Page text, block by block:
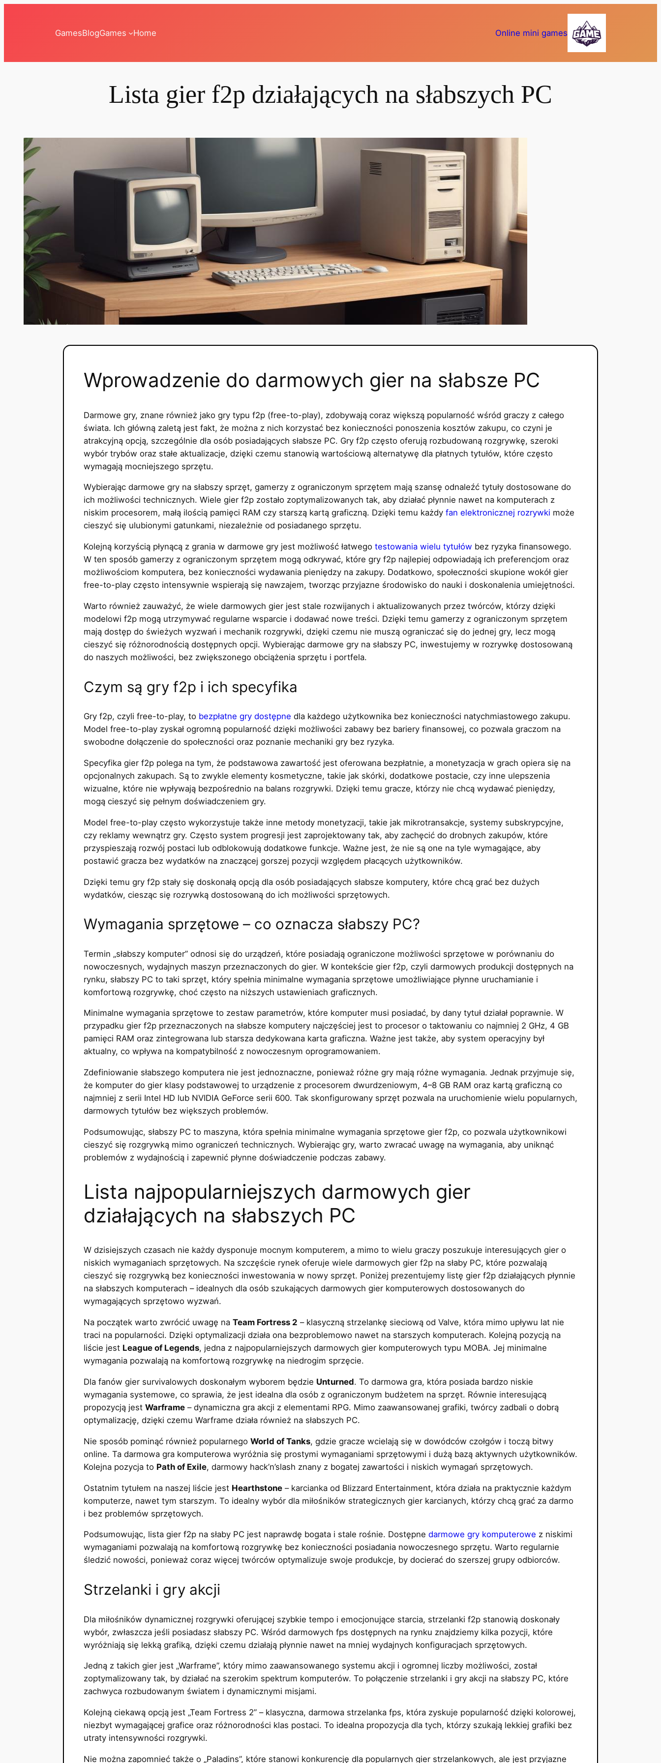
GamesBlogGames Home Online mini games
Lista gier f2p działających na słabszych PC
Wprowadzenie do darmowych gier na słabsze PC
Darmowe gry, znane również jako gry typu f2p (free-to-play), zdobywają coraz większą popularność wśród graczy z całego
świata. Ich główną zaletą jest fakt, że można z nich korzystać bez konieczności ponoszenia kosztów zakupu, co czyni je
atrakcyjną opcją, szczególnie dla osób posiadających słabsze PC. Gry f2p często oferują rozbudowaną rozgrywkę, szeroki
wybór trybów oraz stałe aktualizacje, dzięki czemu stanowią wartościową alternatywę dla płatnych tytułów, które często
wymagają mocniejszego sprzętu.
Wybierając darmowe gry na słabszy sprzęt, gamerzy z ograniczonym sprzętem mają szansę odnaleźć tytuły dostosowane do
ich możliwości technicznych. Wiele gier f2p zostało zoptymalizowanych tak, aby działać płynnie nawet na komputerach z
niskim procesorem, małą ilością pamięci RAM czy starszą kartą graficzną. Dzięki temu każdy fan elektronicznej rozrywki może
cieszyć się ulubionymi gatunkami, niezależnie od posiadanego sprzętu.
Kolejną korzyścią płynącą z grania w darmowe gry jest możliwość łatwego testowania wielu tytułów bez ryzyka finansowego.
W ten sposób gamerzy z ograniczonym sprzętem mogą odkrywać, które gry f2p najlepiej odpowiadają ich preferencjom oraz
możliwościom komputera, bez konieczności wydawania pieniędzy na zakupy. Dodatkowo, społeczności skupione wokół gier
free-to-play często intensywnie wspierają się nawzajem, tworząc przyjazne środowisko do nauki i doskonalenia umiejętności.
Warto również zauważyć, że wiele darmowych gier jest stale rozwijanych i aktualizowanych przez twórców, którzy dzięki
modelowi f2p mogą utrzymywać regularne wsparcie i dodawać nowe treści. Dzięki temu gamerzy z ograniczonym sprzętem
mają dostęp do świeżych wyzwań i mechanik rozgrywki, dzięki czemu nie muszą ograniczać się do jednej gry, lecz mogą
cieszyć się różnorodnością dostępnych opcji. Wybierając darmowe gry na słabszy PC, inwestujemy w rozrywkę dostosowaną
do naszych możliwości, bez zwiększonego obciążenia sprzętu i portfela.
Czym są gry f2p i ich specyfika
Gry f2p, czyli free-to-play, to bezpłatne gry dostępne dla każdego użytkownika bez konieczności natychmiastowego zakupu.
Model free-to-play zyskał ogromną popularność dzięki możliwości zabawy bez bariery finansowej, co pozwala graczom na
swobodne dołączenie do społeczności oraz poznanie mechaniki gry bez ryzyka.
Specyfika gier f2p polega na tym, że podstawowa zawartość jest oferowana bezpłatnie, a monetyzacja w grach opiera się na
opcjonalnych zakupach. Są to zwykle elementy kosmetyczne, takie jak skórki, dodatkowe postacie, czy inne ulepszenia
wizualne, które nie wpływają bezpośrednio na balans rozgrywki. Dzięki temu gracze, którzy nie chcą wydawać pieniędzy,
mogą cieszyć się pełnym doświadczeniem gry.
Model free-to-play często wykorzystuje także inne metody monetyzacji, takie jak mikrotransakcje, systemy subskrypcyjne,
czy reklamy wewnątrz gry. Często system progresji jest zaprojektowany tak, aby zachęcić do drobnych zakupów, które
przyspieszają rozwój postaci lub odblokowują dodatkowe funkcje. Ważne jest, że nie są one na tyle wymagające, aby
postawić gracza bez wydatków na znaczącej gorszej pozycji względem płacących użytkowników.
Dzięki temu gry f2p stały się doskonałą opcją dla osób posiadających słabsze komputery, które chcą grać bez dużych
wydatków, ciesząc się rozrywką dostosowaną do ich możliwości sprzętowych.
Wymagania sprzętowe – co oznacza słabszy PC?
Termin „słabszy komputer” odnosi się do urządzeń, które posiadają ograniczone możliwości sprzętowe w porównaniu do
nowoczesnych, wydajnych maszyn przeznaczonych do gier. W kontekście gier f2p, czyli darmowych produkcji dostępnych na
rynku, słabszy PC to taki sprzęt, który spełnia minimalne wymagania sprzętowe umożliwiające płynne uruchamianie i
komfortową rozgrywkę, choć często na niższych ustawieniach graficznych.
Minimalne wymagania sprzętowe to zestaw parametrów, które komputer musi posiadać, by dany tytuł działał poprawnie. W
przypadku gier f2p przeznaczonych na słabsze komputery najczęściej jest to procesor o taktowaniu co najmniej 2 GHz, 4 GB
pamięci RAM oraz zintegrowana lub starsza dedykowana karta graficzna. Ważne jest także, aby system operacyjny był
aktualny, co wpływa na kompatybilność z nowoczesnym oprogramowaniem.
Zdefiniowanie słabszego komputera nie jest jednoznaczne, ponieważ różne gry mają różne wymagania. Jednak przyjmuje się,
że komputer do gier klasy podstawowej to urządzenie z procesorem dwurdzeniowym, 4–8 GB RAM oraz kartą graficzną co
najmniej z serii Intel HD lub NVIDIA GeForce serii 600. Tak skonfigurowany sprzęt pozwala na uruchomienie wielu popularnych,
darmowych tytułów bez większych problemów.
Podsumowując, słabszy PC to maszyna, która spełnia minimalne wymagania sprzętowe gier f2p, co pozwala użytkownikowi
cieszyć się rozgrywką mimo ograniczeń technicznych. Wybierając gry, warto zwracać uwagę na wymagania, aby uniknąć
problemów z wydajnością i zapewnić płynne doświadczenie podczas zabawy.
Lista najpopularniejszych darmowych gier
działających na słabszych PC
W dzisiejszych czasach nie każdy dysponuje mocnym komputerem, a mimo to wielu graczy poszukuje interesujących gier o
niskich wymaganiach sprzętowych. Na szczęście rynek oferuje wiele darmowych gier f2p na słaby PC, które pozwalają
cieszyć się rozgrywką bez konieczności inwestowania w nowy sprzęt. Poniżej prezentujemy listę gier f2p działających płynnie
na słabszych komputerach – idealnych dla osób szukających darmowych gier komputerowych dostosowanych do
wymagających sprzętowo wyzwań.
Na początek warto zwrócić uwagę na Team Fortress 2 – klasyczną strzelankę sieciową od Valve, która mimo upływu lat nie
traci na popularności. Dzięki optymalizacji działa ona bezproblemowo nawet na starszych komputerach. Kolejną pozycją na
liście jest League of Legends, jedna z najpopularniejszych darmowych gier komputerowych typu MOBA. Jej minimalne
wymagania pozwalają na komfortową rozgrywkę na niedrogim sprzęcie.
Dla fanów gier survivalowych doskonałym wyborem będzie Unturned. To darmowa gra, która posiada bardzo niskie
wymagania systemowe, co sprawia, że jest idealna dla osób z ograniczonym budżetem na sprzęt. Równie interesującą
propozycją jest Warframe– dynamiczna gra akcji z elementami RPG. Mimo zaawansowanej grafiki, twórcy zadbali o dobrą
optymalizację, dzięki czemu Warframe działa również na słabszych PC.
Nie sposób pominąć również popularnego World of Tanks, gdzie gracze wcielają się w dowódców czołgów i toczą bitwy
online. Ta darmowa gra komputerowa wyróżnia się prostymi wymaganiami sprzętowymi i dużą bazą aktywnych użytkowników.
Kolejna pozycja to Path of Exile, darmowy hack’n’slash znany z bogatej zawartości i niskich wymagań sprzętowych.
Ostatnim tytułem na naszej liście jest Hearthstone– karcianka od Blizzard Entertainment, która działa na praktycznie każdym
komputerze, nawet tym starszym. To idealny wybór dla miłośników strategicznych gier karcianych, którzy chcą grać za darmo
i bez problemów sprzętowych.
Podsumowując, lista gier f2p na słaby PC jest naprawdę bogata i stale rośnie. Dostępne darmowe gry komputerowe z niskimi
wymaganiami pozwalają na komfortową rozgrywkę bez konieczności posiadania nowoczesnego sprzętu. Warto regularnie
śledzić nowości, ponieważ coraz więcej twórców optymalizuje swoje produkcje, by docierać do szerszej grupy odbiorców.
Strzelanki i gry akcji
Dla miłośników dynamicznej rozgrywki oferującej szybkie tempo i emocjonujące starcia, strzelanki f2p stanowią doskonały
wybór, zwłaszcza jeśli posiadasz słabszy PC. Wśród darmowych fps dostępnych na rynku znajdziemy kilka pozycji, które
wyróżniają się lekką grafiką, dzięki czemu działają płynnie nawet na mniej wydajnych konfiguracjach sprzętowych.
Jedną z takich gier jest „Warframe”, który mimo zaawansowanego systemu akcji i ogromnej liczby możliwości, został
zoptymalizowany tak, by działać na szerokim spektrum komputerów. To połączenie strzelanki i gry akcji na słabszy PC, które
zachwyca rozbudowanym światem i dynamicznymi misjami.
Kolejną ciekawą opcją jest „Team Fortress 2” – klasyczna, darmowa strzelanka fps, która zyskuje popularność dzięki kolorowej,
niezbyt wymagającej grafice oraz różnorodności klas postaci. To idealna propozycja dla tych, którzy szukają lekkiej grafiki bez
utraty intensywności rozgrywki.
Nie można zapomnieć także o „Paladins”, które stanowi konkurencję dla popularnych gier strzelankowych, ale jest przyjazne